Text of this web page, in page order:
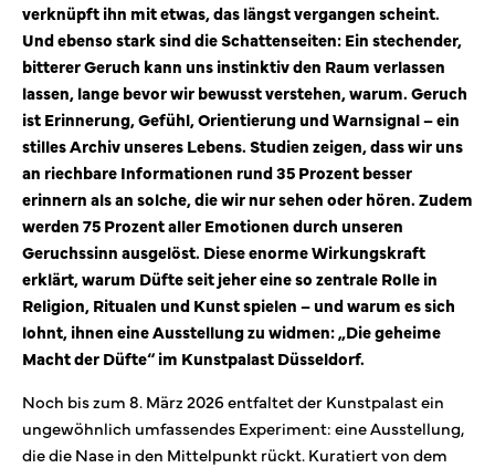
verknüpft ihn mit etwas, das längst vergangen scheint.
Und ebenso stark sind die Schattenseiten: Ein stechender,
bitterer Geruch kann uns instinktiv den Raum verlassen
lassen, lange bevor wir bewusst verstehen, warum. Geruch
ist Erinnerung, Gefühl, Orientierung und Warnsignal – ein
stilles Archiv unseres Lebens. Studien zeigen, dass wir uns
an riechbare Informationen rund 35 Prozent besser
erinnern als an solche, die wir nur sehen oder hören. Zudem
werden 75 Prozent aller Emotionen durch unseren
Geruchssinn ausgelöst. Diese enorme Wirkungskraft
erklärt, warum Düfte seit jeher eine so zentrale Rolle in
Religion, Ritualen und Kunst spielen – und warum es sich
lohnt, ihnen eine Ausstellung zu widmen: „Die geheime
Macht der Düfte“ im Kunstpalast Düsseldorf.
Noch bis zum 8. März 2026 entfaltet der Kunstpalast ein
ungewöhnlich umfassendes Experiment: eine Ausstellung,
die die Nase in den Mittelpunkt rückt. Kuratiert von dem